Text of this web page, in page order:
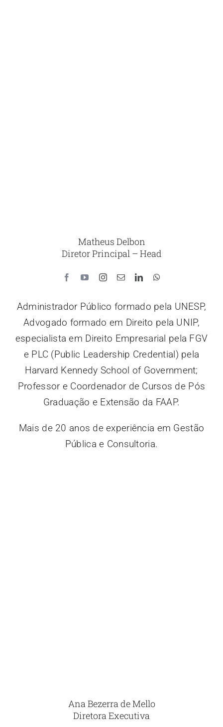
Matheus Delbon
Diretor Principal – Head
Administrador Público formado pela UNESP,
Advogado formado em Direito pela UNIP,
especialista em Direito Empresarial pela FGV
e PLC (Public Leadership Credential) pela
Harvard Kennedy School of Government;
Professor e Coordenador de Cursos de Pós
Graduação e Extensão da FAAP.
Mais de 20 anos de experiência em Gestão
Pública e Consultoria.
Ana Bezerra de Mello
Diretora Executiva